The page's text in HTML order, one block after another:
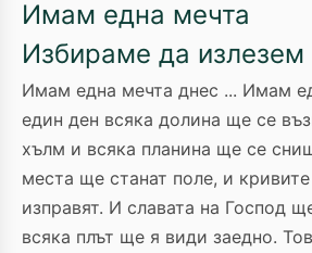
Имам една мечта
Избираме да излезем
Имам една мечта днес ... Имам
един ден всяка долина ще се
хълм и всяка планина ще се
места ще станат поле, и
изправят. И славата на Господ
всяка плът ще я види заедно.